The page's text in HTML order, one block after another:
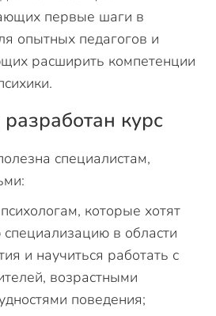
первые шаги в
опытных педагогов и
расширить компетенции
курс
специалистам,
которые хотят
специализацию в области
и научиться работать с
возрастными
поведения;